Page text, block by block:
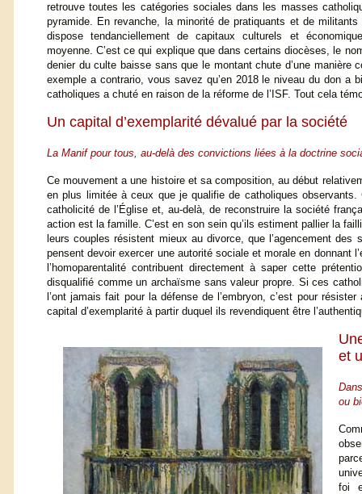
retrouve toutes les catégories sociales dans les masses
pyramide. En revanche, la minorité de pratiquants et de
dispose tendanciellement de capitaux culturels et
moyenne. C’est ce qui explique que dans certains diocèses, le
denier du culte baisse sans que le montant chute d’une manière
exemple a contrario, vous savez qu’en 2018 le niveau du don a
catholiques a chuté en raison de la réforme de l’ISF. Tout cela
Un capital d’exemplarité dévalué par la société
La Manif pour tous, au-delà des convictions liées à la doctrine
Ce mouvement a une histoire et sa composition, au début
en plus limitée à ceux que je qualifie de catholiques
catholicité de l’Église et, au-delà, de reconstruire la société
action est la famille. C’est en son sein qu’ils estiment pallier la
leurs couples résistent mieux au divorce, que l’agencement
pensent devoir exercer une autorité sociale et morale en donnant
l’homoparentalité contribuent directement à saper cette
disqualifié comme un archaïsme sans valeur propre. Si ces
l’ont jamais fait pour la défense de l’embryon, c’est pour
capital d’exemplarité à partir duquel ils revendiquent être
et
ou
foi